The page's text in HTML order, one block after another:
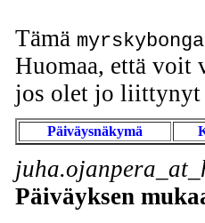
Tämä
Huomaa, että voit
jos olet jo liittynyt
Päiväysnäkymä
Päiväyksen